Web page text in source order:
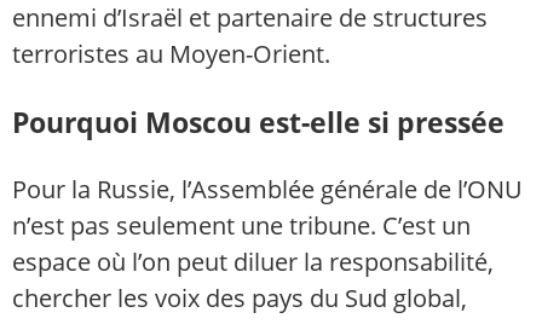
ennemi d’Israël et partenaire de structures
terroristes au Moyen-Orient.
Pourquoi Moscou est-elle si pressée
Pour la Russie, l’Assemblée générale de l’ONU
n’est pas seulement une tribune. C’est un
espace où l’on peut diluer la responsabilité,
chercher les voix des pays du Sud global,